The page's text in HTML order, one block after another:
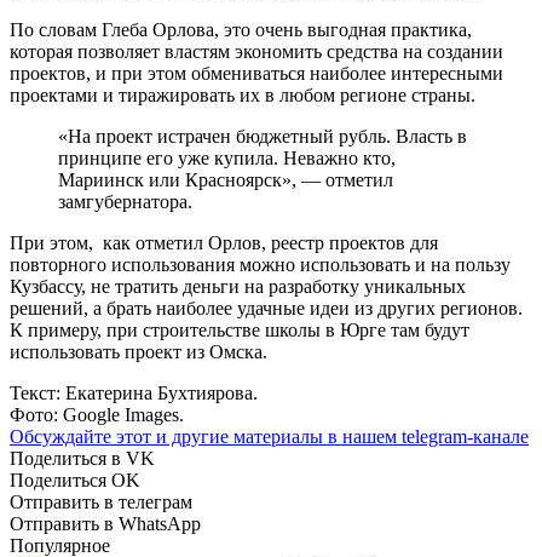
По словам Глеба Орлова, это очень выгодная практика,
которая позволяет властям экономить средства на создании
проектов, и при этом обмениваться наиболее интересными
проектами и тиражировать их в любом регионе страны.
«На проект истрачен бюджетный рубль. Власть в
принципе его уже купила. Неважно кто,
Мариинск или Красноярск», — отметил
замгубернатора.
При этом, как отметил Орлов, реестр проектов для
повторного использования можно использовать и на пользу
Кузбассу, не тратить деньги на разработку уникальных
решений, а брать наиболее удачные идеи из других регионов.
К примеру, при строительстве школы в Юрге там будут
использовать проект из Омска.
Текст: Екатерина Бухтиярова.
Фото: Google Images.
Обсуждайте этот и другие материалы в нашем telegram-канале
Поделиться в VK
Поделиться OK
Отправить в телеграм
Отправить в WhatsApp
Популярное